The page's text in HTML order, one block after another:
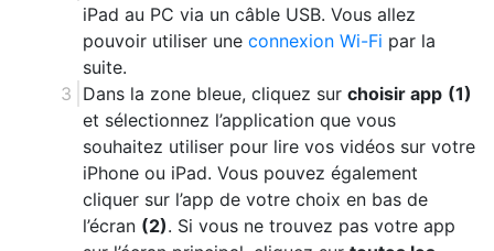
iPad au PC via un câble USB. Vous allez
pouvoir utiliser une connexion Wi-Fi par la
suite.
Dans la zone bleue, cliquez sur choisir app (1)
et sélectionnez l’application que vous
souhaitez utiliser pour lire vos vidéos sur votre
iPhone ou iPad. Vous pouvez également
cliquer sur l’app de votre choix en bas de
l’écran (2). Si vous ne trouvez pas votre app